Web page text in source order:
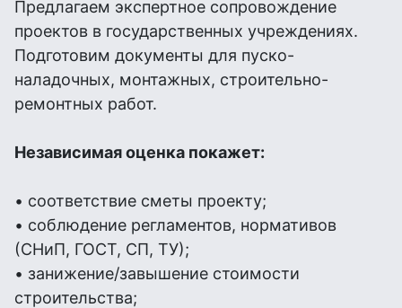
Предлагаем экспертное сопровождение
проектов в государственных учреждениях.
Подготовим документы для пуско-
наладочных, монтажных, строительно-
ремонтных работ.
Независимая оценка покажет:
• соответствие сметы проекту;
• соблюдение регламентов, нормативов
(СНиП, ГОСТ, СП, ТУ);
• занижение/завышение стоимости
строительства;